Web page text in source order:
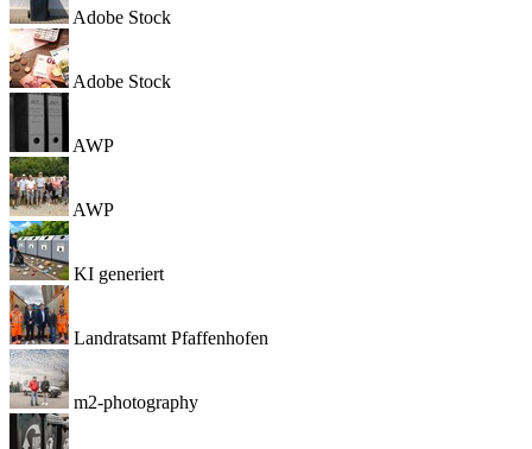
Adobe Stock
Adobe Stock
AWP
AWP
KI generiert
Landratsamt Pfaffenhofen
m2-photography